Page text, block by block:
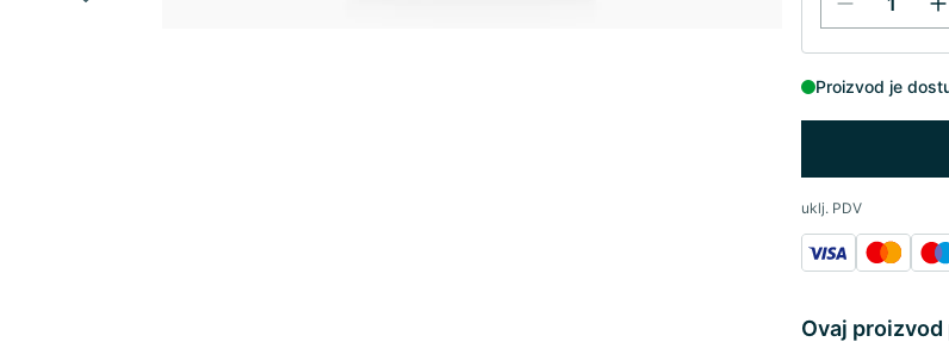
Proizvod je
uklj. PDV
Ovaj